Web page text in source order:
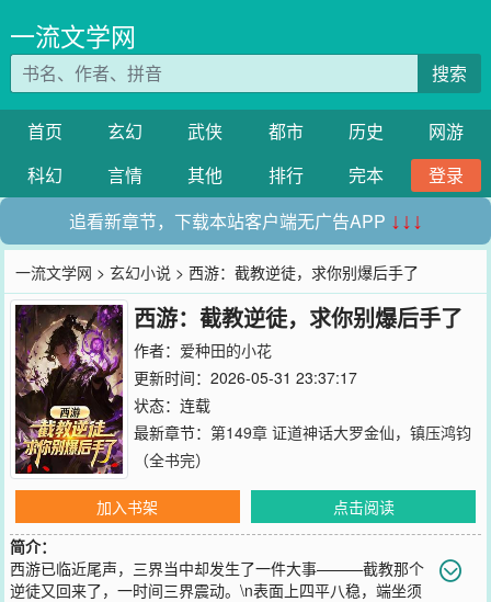
一流文学网
搜索
首页 玄幻 武侠 都市 历史
网游
科幻
言情 其他 排行 完本
登录
追看新章节，下载本站客户端无广告APP ↓↓↓
一流文学网 >玄幻小说 > 西游：截教逆徒，求你别爆后手了
西游：截教逆徒，求你别爆后手了
作者： 爱种田的小花
更新时间：2026-05-31 23:37:17
状态：连载
最新章节： 第149章 证道神话大罗金仙，镇压鸿钧
（全书完）
加入书架
点击阅读
简介：
西游已临近尾声，三界当中却发生了一件大事———截教那个
逆徒又回来了，一时间三界震动。\n表面上四平八稳，端坐须